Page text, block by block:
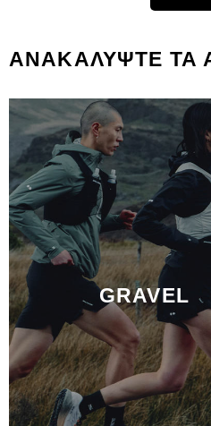
ΑΝΑΚΑΛΥΨΤΕ ΤΑ
GRAVEL